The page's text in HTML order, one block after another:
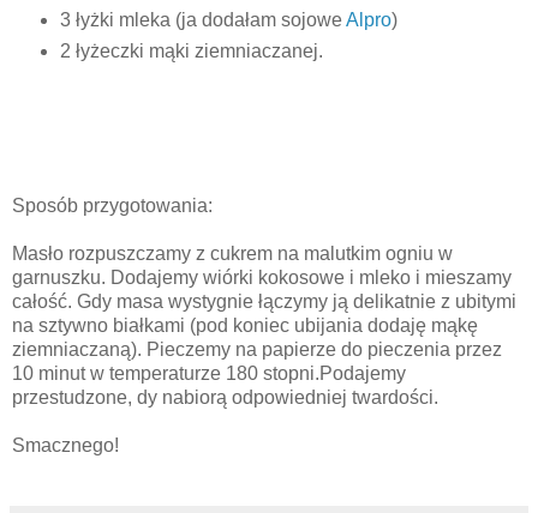
3 łyżki mleka (ja dodałam sojoweAlpro)
2 łyżeczki mąki ziemniaczanej.
Sposób przygotowania:
Masło rozpuszczamy z cukrem na malutkim ogniu w
garnuszku. Dodajemy wiórki kokosowe i mleko i mieszamy
całość. Gdy masa wystygnie łączymy ją delikatnie z ubitymi
na sztywno białkami (pod koniec ubijania dodaję mąkę
ziemniaczaną). Pieczemy na papierze do pieczenia przez
10 minut w temperaturze 180 stopni.Podajemy
przestudzone, dy nabiorą odpowiedniej twardości.
Smacznego!